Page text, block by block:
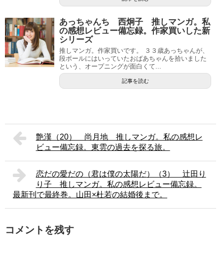
あっちゃんち 西炯子 推しマンガ。私
の感想レビュー備忘録。作家買いした新
シリーズ
推しマンガ。作家買いです。 ３３歳あっちゃんが、
段ボールにはいっていたおばあちゃんを拾いました
という、オープニングが面白くて...
記事を読む
艶漢（20） 尚月地 推しマンガ。私の感想レ
ビュー備忘録。東雲の過去を探る旅。
恋だの愛だの（君は僕の太陽だ）（3） 辻田り
り子 推しマンガ。私の感想レビュー備忘録。
最新刊で最終巻。山田×杜若の結婚後まで。
コメントを残す